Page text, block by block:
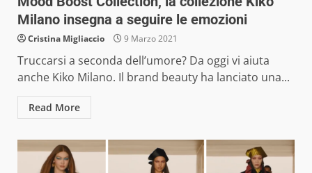
Milano insegna a seguire le emozioni
Cristina Migliaccio 9 Marzo 2021
Truccarsi a seconda dell’umore? Da oggi vi aiuta
anche Kiko Milano. Il brand beauty ha lanciato una...
Read More